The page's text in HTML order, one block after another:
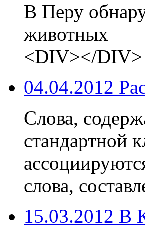
В Перу
животных
<DIV></DIV>
04.04.2012
Слова,
стандартной
слова,
15.03.2012 В